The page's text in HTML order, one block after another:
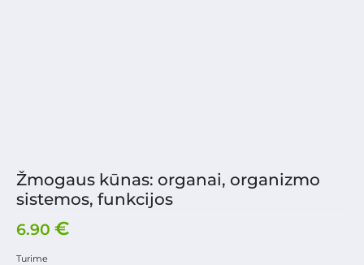
Žmogaus kūnas: organai, organizmo
sistemos, funkcijos
6.90 €
Turime